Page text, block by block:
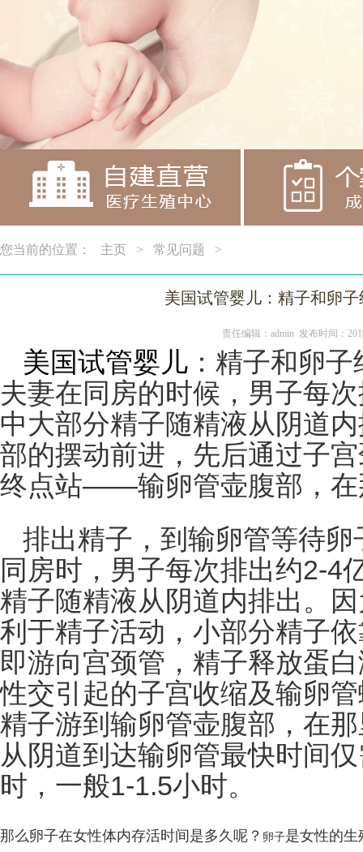
您当前的位置： 主页 > 常见问题 >
美国试管婴儿：精子和卵
责任编辑：admin 发布时间：
美国试管婴儿 ： 精子和卵子
夫妻在同房的时候，男子每
中大部分精子随精液从阴道
部的摆动前进，先后通过子
终点站——输卵管壶腹部，
排出精子，到输卵管等待
同房时，男子每次排出约2-4
精子随精液从阴道内排出。
利于精子活动，小部分精子
即游向宫颈管，精子释放蛋
性交引起的子宫收缩及输卵
精子游到输卵管壶腹部，在
从阴道到达输卵管最快时间
时，一般1-1.5小时。
那么卵子在女性体内存活时间是多久呢？ 卵子是女性的生